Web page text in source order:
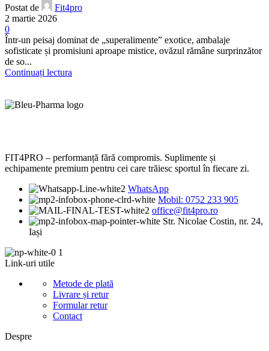
Postat de
Fit4pro
2 martie 2026
0
Într-un peisaj dominat de „superalimente” exotice, ambalaje
sofisticate și promisiuni aproape mistice, ovăzul rămâne surprinzător
de so...
Continuați lectura
FIT4PRO – performanță fără compromis. Suplimente și
echipamente premium pentru cei care trăiesc sportul în fiecare zi.
WhatsApp
Mobil: 0752 233 905
office@fit4pro.ro
Str. Nicolae Costin, nr. 24,
Iași
Link-uri utile
Metode de plată
Livrare și retur
Formular retur
Contact
Despre